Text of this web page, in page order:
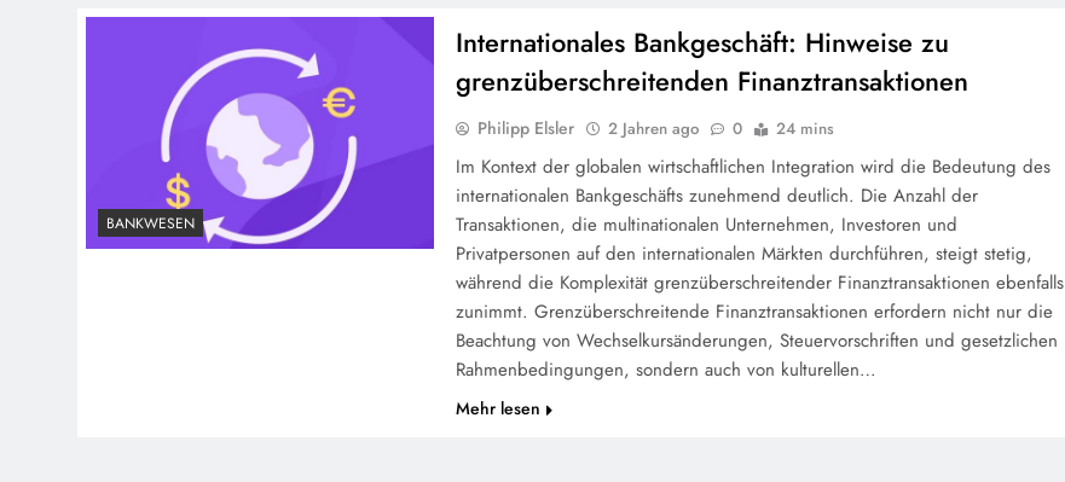
BANKWESEN
Internationales Bankgeschäft: Hinweise zu
grenzüberschreitenden Finanztransaktionen
Philipp Elsler 2 Jahren ago 0 24 mins
Im Kontext der globalen wirtschaftlichen Integration wird die Bedeutung des
internationalen Bankgeschäfts zunehmend deutlich. Die Anzahl der
Transaktionen, die multinationalen Unternehmen, Investoren und
Privatpersonen auf den internationalen Märkten durchführen, steigt stetig,
während die Komplexität grenzüberschreitender Finanztransaktionen ebenfalls
zunimmt. Grenzüberschreitende Finanztransaktionen erfordern nicht nur die
Beachtung von Wechselkursänderungen, Steuervorschriften und gesetzlichen
Rahmenbedingungen, sondern auch von kulturellen…
Mehr lesen